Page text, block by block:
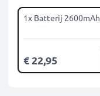
1x Batterij 2600mAh
€ 22,95